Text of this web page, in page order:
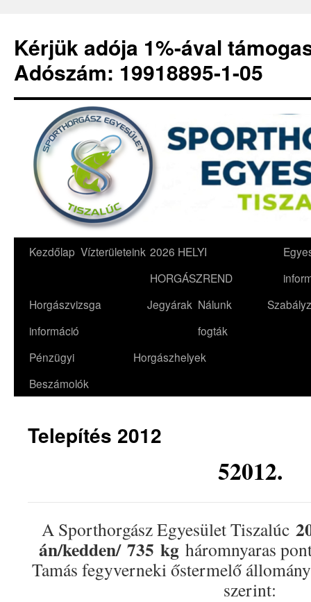
Kérjük adója 1%-ával
Adószám: 19918895-1-05
Kilépés
tartalomba
Kezdőlap Vízterületeink 2026 HELYI
HORGÁSZREND
Horgászvizsga
információ
Jegyárak Nálunk
fogták
Pénzügyi
Beszámolók
Horgászhelyek
Telepítés 2012
52012.
A Sporthorgász Egyesület Tiszalúc
án/kedden/ 735 kg háromnyaras
Tamás fegyverneki őstermelő
szerint: